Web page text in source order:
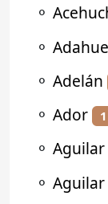
⚬
⚬
⚬ Adelán
⚬ Ador 1
⚬
⚬